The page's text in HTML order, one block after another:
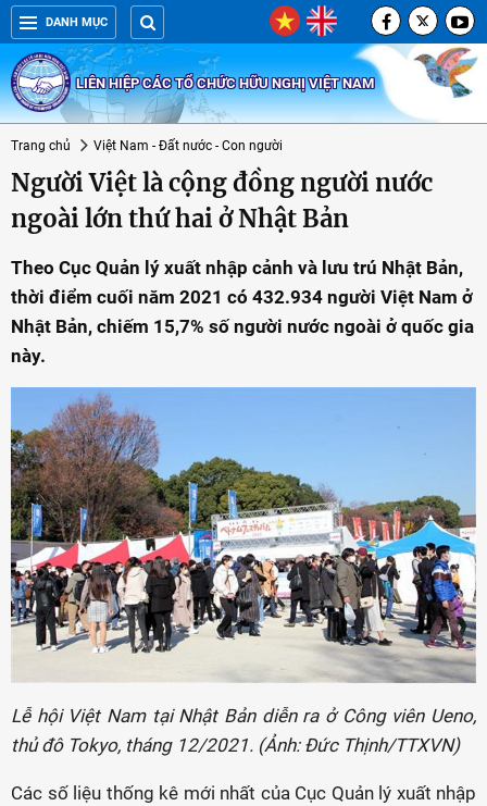
DANH MỤC
LIÊN HIỆP CÁC TỔ CHỨC HỮU NGHỊ VIỆT NAM
Trang chủ Việt Nam - Đất nước - Con người
Người Việt là cộng đồng người nước
ngoài lớn thứ hai ở Nhật Bản
Theo Cục Quản lý xuất nhập cảnh và lưu trú Nhật Bản,
thời điểm cuối năm 2021 có 432.934 người Việt Nam ở
Nhật Bản, chiếm 15,7% số người nước ngoài ở quốc gia
này.
Lễ hội Việt Nam tại Nhật Bản diễn ra ở Công viên Ueno,
thủ đô Tokyo, tháng 12/2021. (Ảnh: Đức Thịnh/TTXVN)
Các số liệu thống kê mới nhất của Cục Quản lý xuất nhập